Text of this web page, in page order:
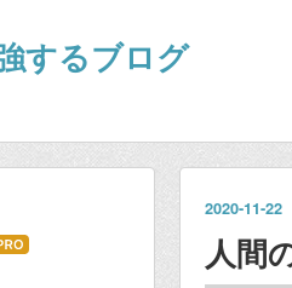
するブログ
2020-11-22
人間
て